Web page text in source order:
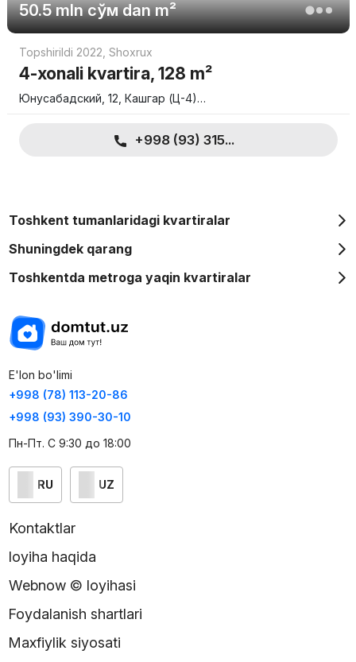
50.5 mln сўмdan m²
Topshirildi 2022 Shoxrux
4-xonali kvartira, 128 m²
Юнусабадский, 12, Кашгар (Ц-4)…
+998 (93) 315...
Toshkent tumanlaridagi kvartiralar
Shuningdek qarang
Toshkentda metroga yaqin kvartiralar
E'lon bo'limi
+998 (78) 113-20-86
+998 (93) 390-30-10
Пн-Пт. С 9:30 до 18:00
RU UZ
Kontaktlar
loyiha haqida
Webnow © loyihasi
Foydalanish shartlari
Maxfiylik siyosati